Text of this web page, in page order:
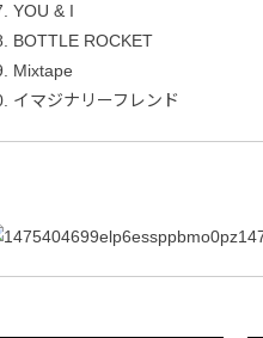
YOU & I
BOTTLE ROCKET
Mixtape
イマジナリーフレンド